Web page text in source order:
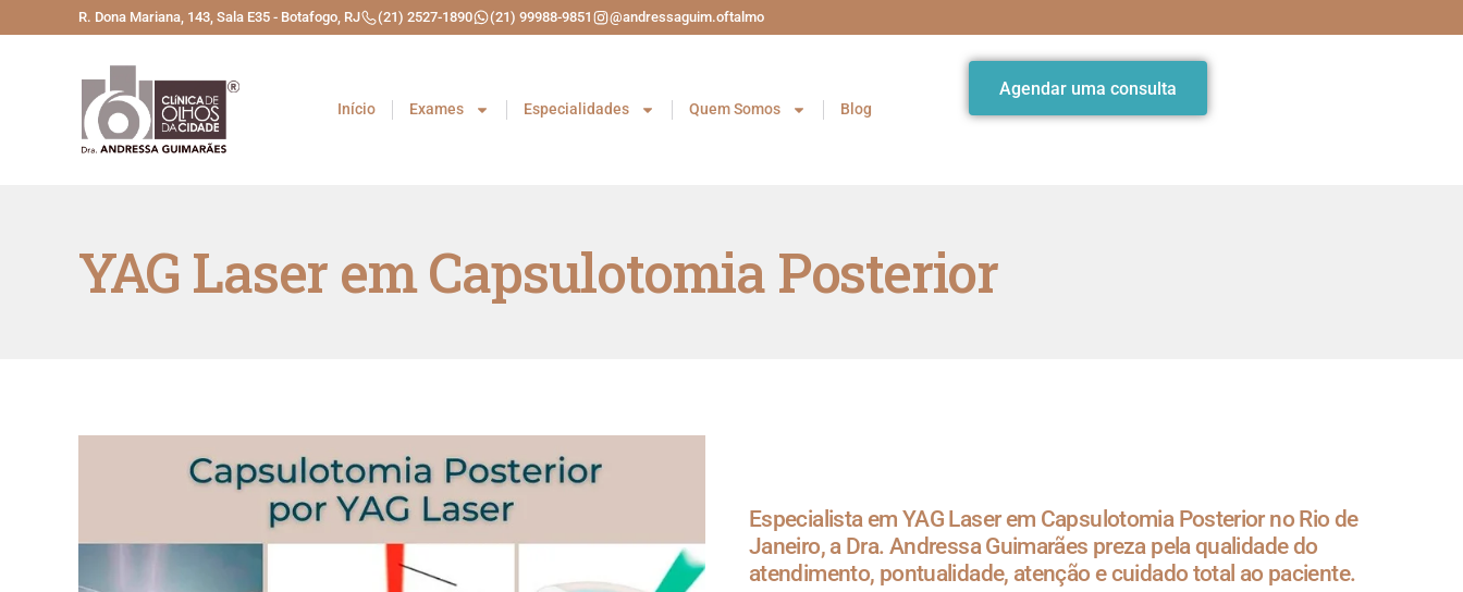
R. Dona Mariana, 143, Sala E35 - Botafogo, RJ (21) 2527-1890 (21) 99988-9851 @andressaguim.oftalmo
Início Exames Especialidades Quem Somos Blog
Agendar uma consulta
YAG Laser em Capsulotomia Posterior
Especialista em YAG Laser em Capsulotomia Posterior no Rio de
Janeiro, a Dra. Andressa Guimarães preza pela qualidade do
atendimento, pontualidade, atenção e cuidado total ao paciente.